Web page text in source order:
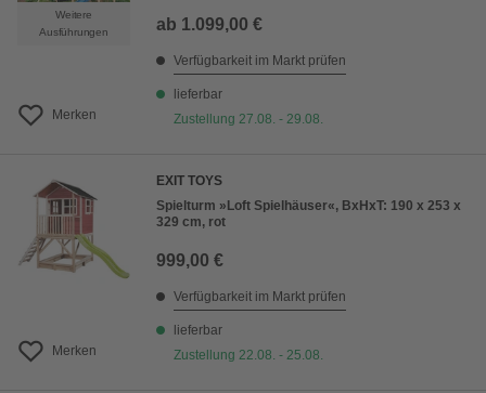
Weitere
Ausführungen
Merken
ab 1.099,00 €
Verfügbarkeit im Markt prüfen
lieferbar
Zustellung 27.08. - 29.08.
Merken
EXIT TOYS
Spielturm »Loft Spielhäuser«, BxHxT: 190 x 253 x
329 cm, rot
999,00 €
Verfügbarkeit im Markt prüfen
lieferbar
Zustellung 22.08. - 25.08.